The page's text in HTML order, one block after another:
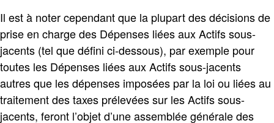
Il est à noter cependant que la plupart des décisions de
prise en charge des Dépenses liées aux Actifs sous-
jacents (tel que défini ci-dessous), par exemple pour
toutes les Dépenses liées aux Actifs sous-jacents
autres que les dépenses imposées par la loi ou liées au
traitement des taxes prélevées sur les Actifs sous-
jacents, feront l’objet d’une assemblée générale des